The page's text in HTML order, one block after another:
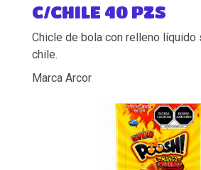
C/CHILE 40 PZS
Chicle de bola con relleno líquido
chile.
Marca Arcor